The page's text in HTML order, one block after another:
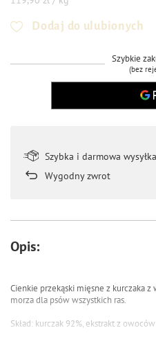
Dodaj do ulubionych
Szybkie
(bez
Szybka i darmowa
Wygodny zwrot
Opis:
Cienkie przekąski mięsne z kurczaka
morza dla psów wszystkich ras.
Skład: kurczak 92%, ekstrakt z